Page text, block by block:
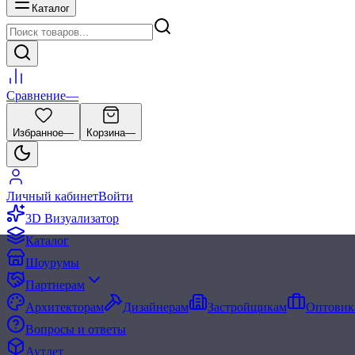
Каталог
Сравнение—
Избранное— Корзина—
Личный кабинетВойти
3D Визуализатор
Каталог
Шоурумы
Партнерам
Архитекторам
Дизайнерам Застройщикам
Вопросы и ответы
Аутлет